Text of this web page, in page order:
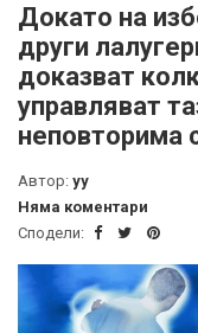
Докато на
други
доказват
управляват
неповторима
Автор: yy
Няма коментари
Сподели: